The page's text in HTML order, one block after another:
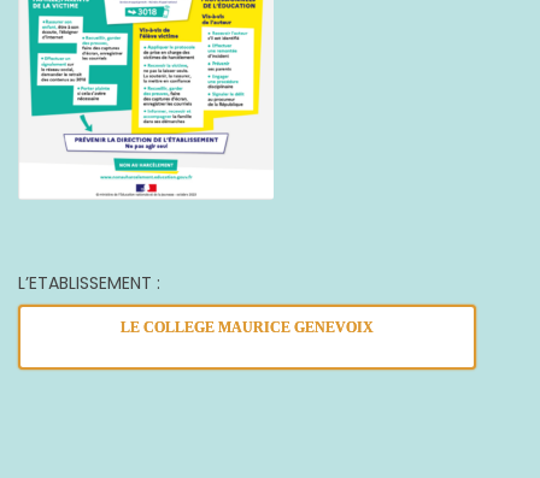
L’ETABLISSEMENT :
LE COLLEGE MAURICE GENEVOIX